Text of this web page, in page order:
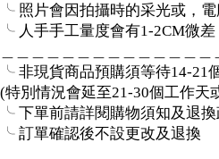
╰ 照片會因拍攝時的采光或，
╰ 人手手工量度會有1-2CM微
╰ 非現貨商品預購須等待14-21
(特別情況會延至21-30個工作天
╰ 下單前請詳閱購物須知及退換
╰ 訂單確認後不設更改及退換